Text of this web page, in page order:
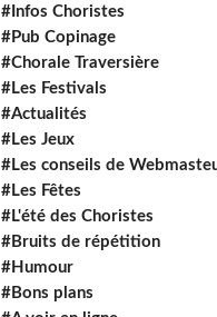
#Infos Choristes
#Pub Copinage
#Chorale Traversière
#Les Festivals
#Actualités
#Les Jeux
#Les conseils de
#Les Fêtes
#L'été des Choristes
#Bruits de répétition
#Humour
#Bons plans